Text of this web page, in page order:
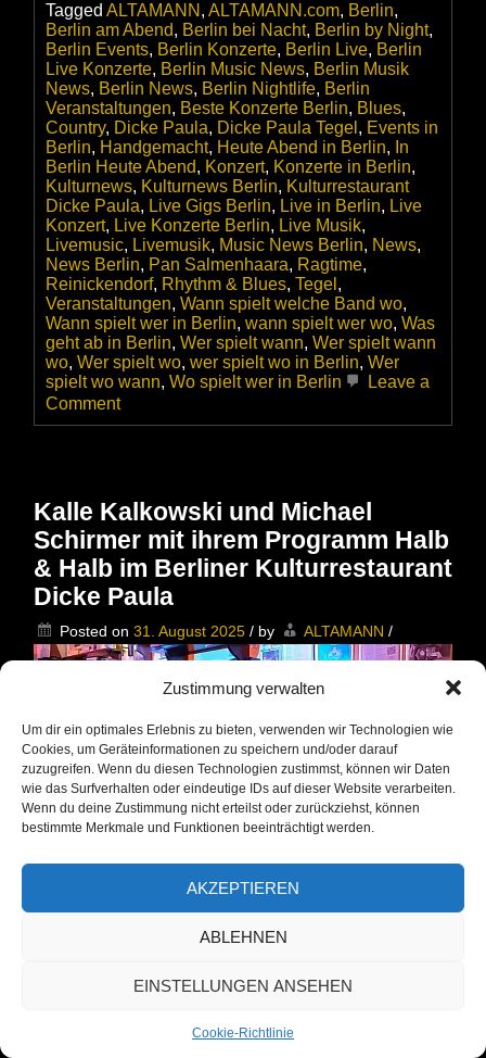
Zustimmung verwalten
Um dir ein optimales Erlebnis zu bieten, verwenden wir Technologien wie
Cookies, um Geräteinformationen zu speichern und/oder darauf
zuzugreifen. Wenn du diesen Technologien zustimmst, können wir Daten
wie das Surfverhalten oder eindeutige IDs auf dieser Website verarbeiten.
Wenn du deine Zustimmung nicht erteilst oder zurückziehst, können
bestimmte Merkmale und Funktionen beeinträchtigt werden.
AKZEPTIEREN
ABLEHNEN
EINSTELLUNGEN ANSEHEN
Cookie-Richtlinie
Tagged ALTAMANN , ALTAMANN.com, Berlin,
Berlin am Abend, Berlin bei Nacht, Berlin by Night,
Berlin Events, Berlin Konzerte, Berlin Live, Berlin
Live Konzerte, Berlin Music News, Berlin Musik
News, Berlin News, Berlin Nightlife, Berlin
Veranstaltungen, Beste Konzerte Berlin, Blues,
Country, Dicke Paula, Dicke Paula Tegel , Events in
Berlin, Handgemacht, Heute Abend in Berlin, In
Berlin Heute Abend, Konzert, Konzerte in Berlin,
Kulturnews, Kulturnews Berlin, Kulturrestaurant
Dicke Paula, Live Gigs Berlin, Live in Berlin, Live
Konzert, Live Konzerte Berlin, Live Musik,
Livemusic, Livemusik, Music News Berlin, News,
News Berlin, Pan Salmenhaara, Ragtime,
Reinickendorf, Rhythm & Blues, Tegel ,
Veranstaltungen, Wann spielt welche Band wo,
Wann spielt wer in Berlin, wann spielt wer wo, Was
geht ab in Berlin, Wer spielt wann, Wer spielt wann
wo, Wer spielt wo, wer spielt wo in Berlin, Wer
spielt wo wann, Wo spielt wer in Berlin
Leave a
Commenton
Pan
Ragtime
im
Kulturrestaurant
Dicke
Paula
Kalle Kalkowski und Michael
Schirmer mit ihrem Programm Halb
& Halb im Berliner Kulturrestaurant
Dicke Paula
Posted on 31. August 2025 / by ALTAMANN /
Kalle Kalkowski und Michael Schirmer
mit ihrem Programm Halb & Halb im
Berliner „Rockurgesteine“ Kalle